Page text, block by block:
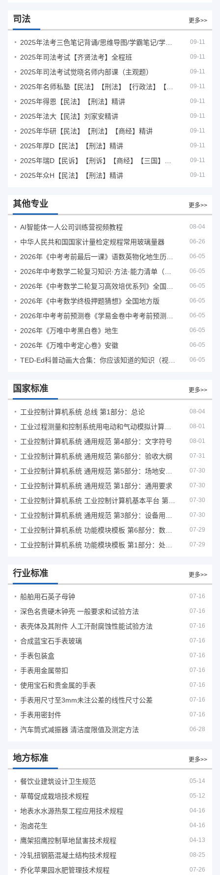
司法 更多>>
09-11
2025年司法考试【齐贤法考】全程班 09-11
2025年司法考试觉晓名师内部课（主观题） 09-11
09-11
2025年得恩【民法】【刑法】精讲 09-11
2025年法大【民法】刘家安精讲 09-11
2025年华研【民法】【刑法】【商经】精讲 09-11
2025年厚D【民法】【刑法】精讲 09-11
09-11
2025年众H【民法】【刑法】精讲 09-11
其他专业 更多>>
AI智能体一人公司训练营视频教程 08-04
中华人民共和国国家计量检定规程常用玻璃量器 06-26
06-05
06-05
06-05
2026年《中考数学终极押题猜想》全国地方版 06-05
06-05
2026年《万唯中考黑白卷》地生 06-05
2026年《万唯中考定心卷》安徽 06-05
06-05
国家标准 更多>>
工业控制计算机系统 总线 第1部分：总论 08-04
08-01
工业控制计算机系统 通用规范 第4部分：文字符号 08-01
工业控制计算机系统 通用规范 第6部分：验收大纲 07-31
07-30
工业控制计算机系统 通用规范 第1部分：通用要求 07-30
07-30
07-30
07-29
07-29
行业标准 更多>>
船舶用石英子母钟 07-16
深色名贵硬木钟壳 一般要求和试验方法 07-16
表壳体及其附件 人工汗耐腐蚀性能试验方法 07-16
合成蓝宝石手表玻璃 07-16
手表包装盒 07-16
手表用金属带扣 07-16
使用宝石和贵金属的手表 07-16
手表用尺寸至3mm未注公差的线性尺寸公差 07-16
手表用密封件 07-16
汽车筒式减振器 清洁度限值及测定方法 06-28
地方标准 更多>>
餐饮业建筑设计卫生规范 05-14
草莓促成栽培技术规程 05-12
地表水水源热泵工程应用技术规程 04-16
泡卤花生 04-16
鹰架招鹰控制草地鼠害技术规程 04-13
冷轧扭钢筋混凝土结构技术规程 08-25
乔化苹果园水肥管理技术规程 07-26